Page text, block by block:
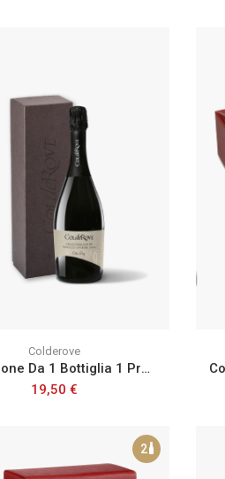
Colderove
Confezione Da 1 Bottiglia 1 Prosecco Valdobbiadene Superiore Docg
19,50 €
2